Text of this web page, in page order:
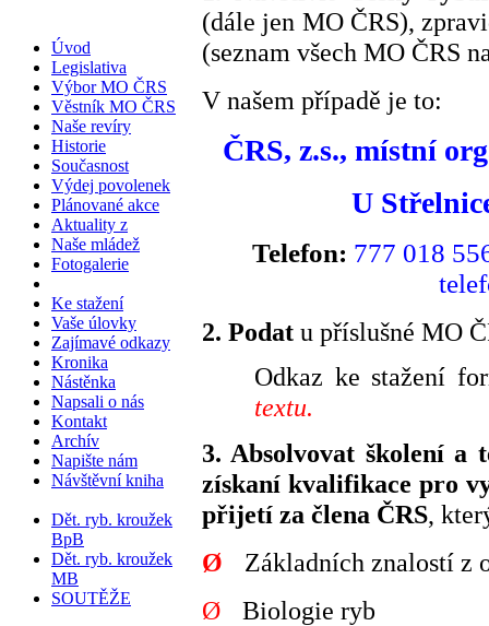
Úvod
Legislativa
Výbor MO ČRS
Věstník MO ČRS
Naše revíry
Historie
Současnost
Výdej povolenek
Plánované akce
Aktuality z
Naše mládež
Fotogalerie
Ke stažení
Vaše úlovky
Zajímavé odkazy
Kronika
Nástěnka
Napsali o nás
Kontakt
Archív
Napište nám
Návštěvní kniha
Dět. ryb. kroužek
BpB
Dět. ryb. kroužek
MB
SOUTĚŽE
(dále jen MO ČRS),
(seznam všech MO ČRS
V našem případě je to:
ČRS, z.s., místní
U
Telefon: 777 018
2. Podat u příslušné MO
Odkaz ke stažení
textu.
3. Absolvovat školení a
získaní kvalifikace pro
přijetí za člena ČRS,
Ø
Základních znalostí z
Ø
Biologie ryb